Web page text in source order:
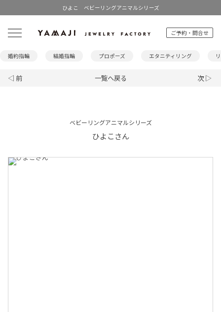
ひよこ ベビーリングアニマルシリーズ
ご予約・問合せ
婚約指輪 結婚指輪 プロポーズ エタニティリング
◁ 前 一覧へ戻る 次 ▷
ベビーリングアニマルシリーズ
ひよこさん